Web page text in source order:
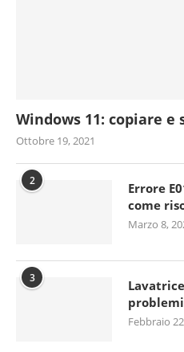
Windows 11: copiare
Ottobre 19, 2021
2
Errore
come
Marzo 8,
3
problemi
Febbraio